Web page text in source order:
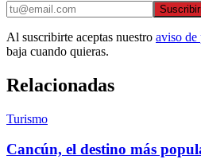
Al suscribirte aceptas nuestro aviso de
baja cuando quieras.
Relacionadas
Turismo
Cancún, el destino más